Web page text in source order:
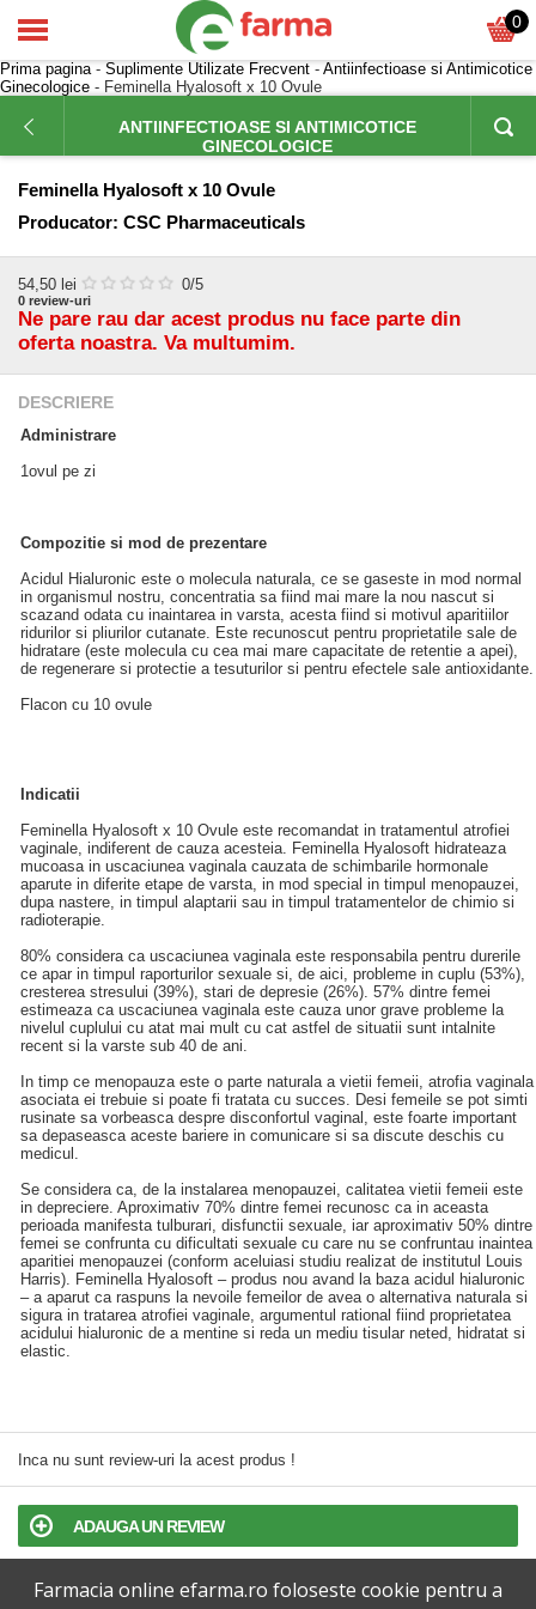
0
Prima pagina- Suplimente Utilizate Frecvent - Antiinfectioase si Antimicotice
Ginecologice - Feminella Hyalosoft x 10 Ovule
ANTIINFECTIOASE SI ANTIMICOTICE
GINECOLOGICE
Feminella Hyalosoft x 10 Ovule
Producator: CSC Pharmaceuticals
54,50 lei 0/5
0 review-uri
Ne pare rau dar acest produs nu face parte din
oferta noastra. Va multumim.
DESCRIERE
Administrare
1ovul pe zi
Compozitie si mod de prezentare
Acidul Hialuronic este o molecula naturala, ce se gaseste in mod normal
in organismul nostru, concentratia sa fiind mai mare la nou nascut si
scazand odata cu inaintarea in varsta, acesta fiind si motivul aparitiilor
ridurilor si pliurilor cutanate. Este recunoscut pentru proprietatile sale de
hidratare (este molecula cu cea mai mare capacitate de retentie a apei),
de regenerare si protectie a tesuturilor si pentru efectele sale antioxidante.
Flacon cu 10 ovule
Indicatii
Feminella Hyalosoft x 10 Ovule este recomandat in tratamentul atrofiei
vaginale, indiferent de cauza acesteia. Feminella Hyalosoft hidrateaza
mucoasa in uscaciunea vaginala cauzata de schimbarile hormonale
aparute in diferite etape de varsta, in mod special in timpul menopauzei,
dupa nastere, in timpul alaptarii sau in timpul tratamentelor de chimio si
radioterapie.
80% considera ca uscaciunea vaginala este responsabila pentru durerile
ce apar in timpul raporturilor sexuale si, de aici, probleme in cuplu (53%),
cresterea stresului (39%), stari de depresie (26%). 57% dintre femei
estimeaza ca uscaciunea vaginala este cauza unor grave probleme la
nivelul cuplului cu atat mai mult cu cat astfel de situatii sunt intalnite
recent si la varste sub 40 de ani.
In timp ce menopauza este o parte naturala a vietii femeii, atrofia vaginala
asociata ei trebuie si poate fi tratata cu succes. Desi femeile se pot simti
rusinate sa vorbeasca despre disconfortul vaginal, este foarte important
sa depaseasca aceste bariere in comunicare si sa discute deschis cu
medicul.
Se considera ca, de la instalarea menopauzei, calitatea vietii femeii este
in depreciere. Aproximativ 70% dintre femei recunosc ca in aceasta
perioada manifesta tulburari, disfunctii sexuale, iar aproximativ 50% dintre
femei se confrunta cu dificultati sexuale cu care nu se confruntau inaintea
aparitiei menopauzei (conform aceluiasi studiu realizat de institutul Louis
Harris). Feminella Hyalosoft – produs nou avand la baza acidul hialuronic
– a aparut ca raspuns la nevoile femeilor de avea o alternativa naturala si
sigura in tratarea atrofiei vaginale, argumentul rational fiind proprietatea
acidului hialuronic de a mentine si reda un mediu tisular neted, hidratat si
elastic.
Inca nu sunt review-uri la acest produs !
ADAUGA UN REVIEW
TERMENI SI CONDITII
Farmacia online efarma.ro foloseste cookie pentru a